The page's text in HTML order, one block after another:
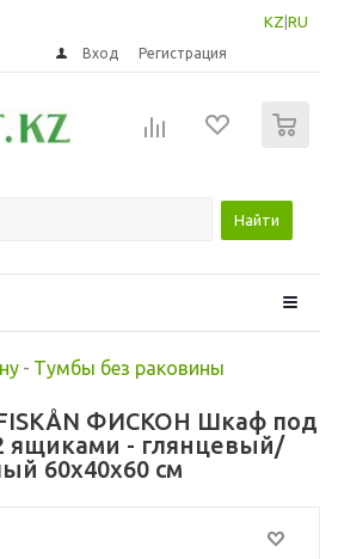
KZ RU
Вход Регистрация
Найти
- Тумбы без раковины
FISKÅN ФИСКОН Шкаф под
ящиками - глянцевый/
60x40x60 см